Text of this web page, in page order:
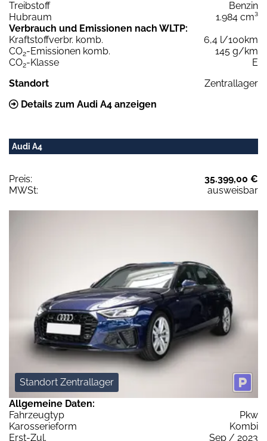
Treibstoff
Benzin
Hubraum
1.984 cm³
Verbrauch und Emissionen nach WLTP:
Kraftstoffverbr. komb.
6,4 l/100km
CO2-Emissionen komb.
145 g/km
CO2-Klasse
E
Standort
Zentrallager
Details zum Audi A4 anzeigen
Audi A4
Preis:
35.399,00 €
MWSt:
ausweisbar
Standort Zentrallager
Allgemeine Daten:
Fahrzeugtyp
Pkw
Karosserieform
Kombi
Erst-Zul.
Sep / 2023